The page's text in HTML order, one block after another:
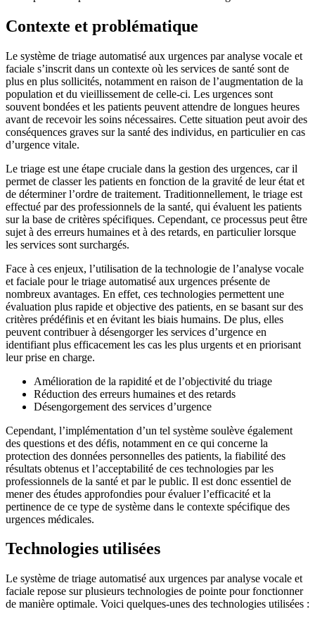
Contexte et problématique
Le système de triage automatisé aux urgences par analyse vocale et
faciale s’inscrit dans un contexte où les services de santé sont de
plus en plus sollicités, notamment en raison de l’augmentation de la
population et du vieillissement de celle-ci. Les urgences sont
souvent bondées et les patients peuvent attendre de longues heures
avant de recevoir les soins nécessaires. Cette situation peut avoir des
conséquences graves sur la santé des individus, en particulier en cas
d’urgence vitale.
Le triage est une étape cruciale dans la gestion des urgences, car il
permet de classer les patients en fonction de la gravité de leur état et
de déterminer l’ordre de traitement. Traditionnellement, le triage est
effectué par des professionnels de la santé, qui évaluent les patients
sur la base de critères spécifiques. Cependant, ce processus peut être
sujet à des erreurs humaines et à des retards, en particulier lorsque
les services sont surchargés.
Face à ces enjeux, l’utilisation de la technologie de l’analyse vocale
et faciale pour le triage automatisé aux urgences présente de
nombreux avantages. En effet, ces technologies permettent une
évaluation plus rapide et objective des patients, en se basant sur des
critères prédéfinis et en évitant les biais humains. De plus, elles
peuvent contribuer à désengorger les services d’urgence en
identifiant plus efficacement les cas les plus urgents et en priorisant
leur prise en charge.
Amélioration de la rapidité et de l’objectivité du triage
Réduction des erreurs humaines et des retards
Désengorgement des services d’urgence
Cependant, l’implémentation d’un tel système soulève également
des questions et des défis, notamment en ce qui concerne la
protection des données personnelles des patients, la fiabilité des
résultats obtenus et l’acceptabilité de ces technologies par les
professionnels de la santé et par le public. Il est donc essentiel de
mener des études approfondies pour évaluer l’efficacité et la
pertinence de ce type de système dans le contexte spécifique des
urgences médicales.
Technologies utilisées
Le système de triage automatisé aux urgences par analyse vocale et
faciale repose sur plusieurs technologies de pointe pour fonctionner
de manière optimale. Voici quelques-unes des technologies utilisées :